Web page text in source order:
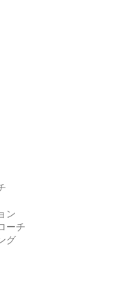
ン
ーチ
グ